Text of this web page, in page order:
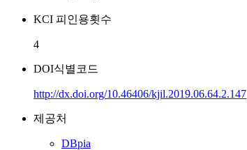
KCI 피인용횟수
4
DOI식별코드
http://dx.doi.org/10.46406/kjil.2019.06.64.2.147
제공처
DBpia